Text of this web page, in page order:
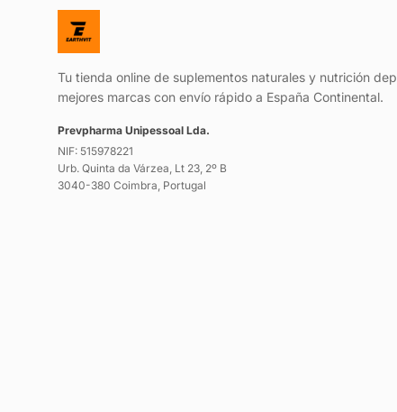
Tu tienda online de suplementos naturales y nutrición
mejores marcas con envío rápido a España Continental.
Prevpharma Unipessoal Lda.
NIF: 515978221
Urb. Quinta da Várzea, Lt 23, 2º B
3040-380 Coimbra, Portugal